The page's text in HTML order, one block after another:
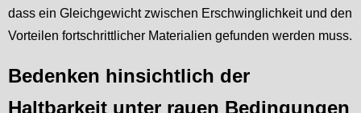
dass ein Gleichgewicht zwischen Erschwinglichkeit und den
Vorteilen fortschrittlicher Materialien gefunden werden muss.
Bedenken hinsichtlich der
Haltbarkeit unter rauen Bedingungen